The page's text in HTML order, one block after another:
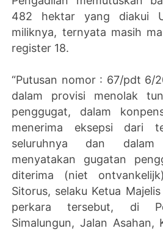
482 hektar yang diakui
miliknya, ternyata masih
register 18.
“Putusan nomor : 67/pdt 6/
dalam provisi menolak
penggugat, dalam
menerima eksepsi dari
seluruhnya dan
menyatakan gugatan
diterima (niet
Sitorus, selaku Ketua
perkara tersebut, di
Simalungun, Jalan Asahan,